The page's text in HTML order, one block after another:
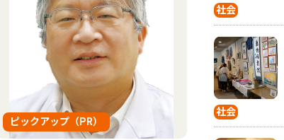
ピックアップ（PR） 社会
社会
社会